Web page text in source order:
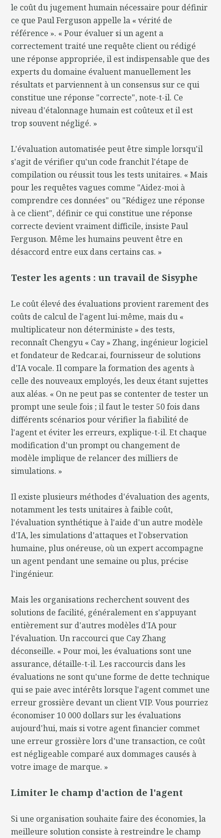
le coût du jugement humain nécessaire pour définir
ce que Paul Ferguson appelle la « vérité de
référence ». « Pour évaluer si un agent a
correctement traité une requête client ou rédigé
une réponse appropriée, il est indispensable que des
experts du domaine évaluent manuellement les
résultats et parviennent à un consensus sur ce qui
constitue une réponse "correcte", note-t-il. Ce
niveau d'étalonnage humain est coûteux et il est
trop souvent négligé. »
L'évaluation automatisée peut être simple lorsqu'il
s'agit de vérifier qu'un code franchit l'étape de
compilation ou réussit tous les tests unitaires. « Mais
pour les requêtes vagues comme "Aidez-moi à
comprendre ces données" ou "Rédigez une réponse
à ce client", définir ce qui constitue une réponse
correcte devient vraiment difficile, insiste Paul
Ferguson. Même les humains peuvent être en
désaccord entre eux dans certains cas. »
Tester les agents : un travail de Sisyphe
Le coût élevé des évaluations provient rarement des
coûts de calcul de l'agent lui-même, mais du «
multiplicateur non déterministe » des tests,
reconnaît Chengyu « Cay » Zhang, ingénieur logiciel
et fondateur de Redcar.ai, fournisseur de solutions
d'IA vocale. Il compare la formation des agents à
celle des nouveaux employés, les deux étant sujettes
aux aléas. « On ne peut pas se contenter de tester un
prompt une seule fois ; il faut le tester 50 fois dans
différents scénarios pour vérifier la fiabilité de
l'agent et éviter les erreurs, explique-t-il. Et chaque
modification d'un prompt ou changement de
modèle implique de relancer des milliers de
simulations. »
Il existe plusieurs méthodes d'évaluation des agents,
notamment les tests unitaires à faible coût,
l'évaluation synthétique à l'aide d'un autre modèle
d'IA, les simulations d'attaques et l'observation
humaine, plus onéreuse, où un expert accompagne
un agent pendant une semaine ou plus, précise
l'ingénieur.
Mais les organisations recherchent souvent des
solutions de facilité, généralement en s'appuyant
entièrement sur d'autres modèles d'IA pour
l'évaluation. Un raccourci que Cay Zhang
déconseille. « Pour moi, les évaluations sont une
assurance, détaille-t-il. Les raccourcis dans les
évaluations ne sont qu'une forme de dette technique
qui se paie avec intérêts lorsque l'agent commet une
erreur grossière devant un client VIP. Vous pourriez
économiser 10 000 dollars sur les évaluations
aujourd'hui, mais si votre agent financier commet
une erreur grossière lors d'une transaction, ce coût
est négligeable comparé aux dommages causés à
votre image de marque. »
Limiter le champ d'action de l'agent
Si une organisation souhaite faire des économies, la
meilleure solution consiste à restreindre le champ